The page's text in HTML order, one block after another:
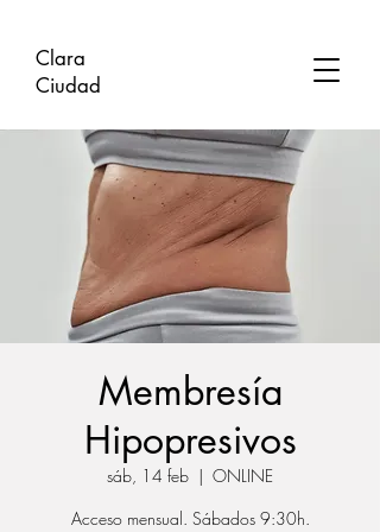
Clara
Ciudad
Membresía
Hipopresivos
sáb, 14 feb
  |
ONLINE
Acceso mensual. Sábados 9:30h.